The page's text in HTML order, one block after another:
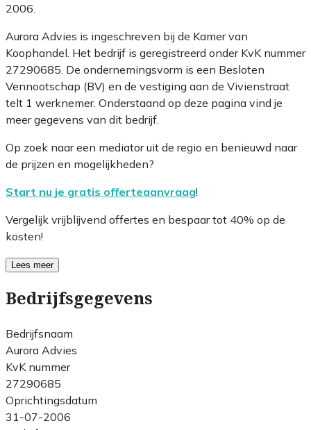
2006.
Aurora Advies is ingeschreven bij de Kamer van
Koophandel. Het bedrijf is geregistreerd onder KvK nummer
27290685. De ondernemingsvorm is een Besloten
Vennootschap (BV) en de vestiging aan de Vivienstraat
telt 1 werknemer. Onderstaand op deze pagina vind je
meer gegevens van dit bedrijf.
Op zoek naar een mediator uit de regio en benieuwd naar
de prijzen en mogelijkheden?
Start nu je gratis offerteaanvraag!
Vergelijk vrijblijvend offertes en bespaar tot 40% op de
kosten!
Lees meer
Bedrijfsgegevens
Bedrijfsnaam
Aurora Advies
KvK nummer
27290685
Oprichtingsdatum
31-07-2006